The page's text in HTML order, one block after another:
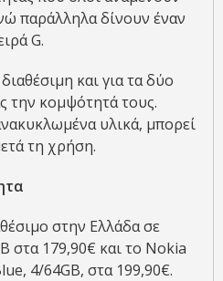
παράλληλα δίνουν έναν
G.
και για τα δύο
την κομψότητά τους.
υλικά, μπορεί
τη χρήση.
στην Ελλάδα σε
στα 179,90€ και το Nokia
4/64GB, στα 199,90€.